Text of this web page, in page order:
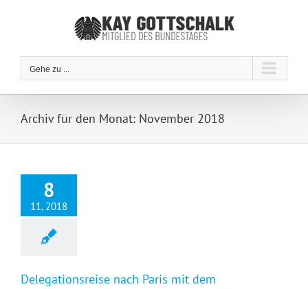
Gehe zu ...
Archiv für den Monat: November 2018
8
11, 2018
Delegationsreise nach Paris mit dem